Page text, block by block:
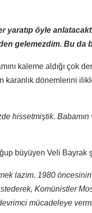
yaratıp öyle
gelemezdim. Bu
kaleme aldığı çok
karanlık dönemlerini
hissetmiştik.
büyüyen Veli Bayrak
lazım. 1980
Komünistler
mücadeleye